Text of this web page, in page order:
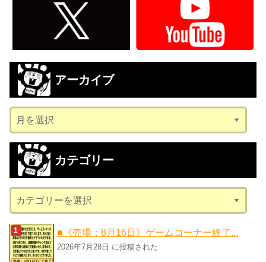
アーカイブ
ー
カ
ブ
カテゴリー
テ
ゴ
リ
■《売場：8月16日》ゲームコーナー終了...
2026年7月28日 に投稿された